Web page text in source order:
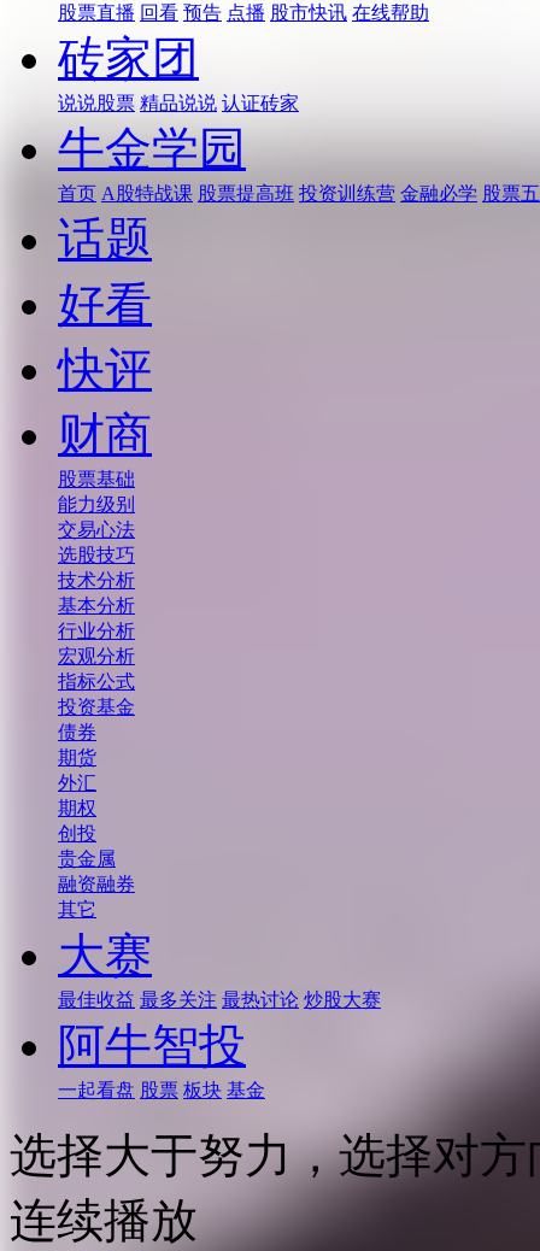
股票直播 回看 预告 点播 股市快讯 在线帮助
砖家团
说说股票 精品说说 认证砖家
牛金学园
首页 A股特战课 股票提高班 投资训练营 金融必学 股票
话题
好看
快评
财商
股票基础
能力级别
交易心法
选股技巧
技术分析
基本分析
行业分析
宏观分析
指标公式
投资基金
债券
期货
外汇
期权
创投
贵金属
融资融券
其它
大赛
最佳收益 最多关注 最热讨论 炒股大赛
阿牛智投
一起看盘 股票 板块 基金
选择大于努力，选择对
连续播放